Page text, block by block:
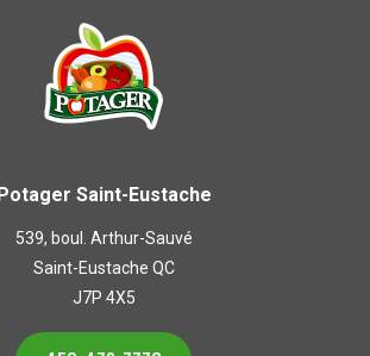
Saint-Eustache
539, boul. Arthur-Sauvé
Saint-Eustache QC
J7P 4X5